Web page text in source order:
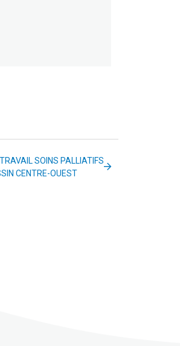
SOINS PALLIATIFS
CENTRE-OUEST